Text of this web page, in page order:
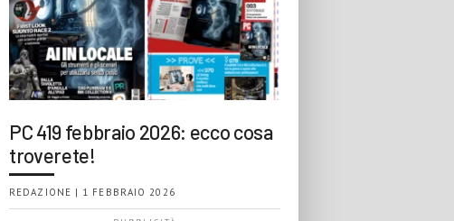
PC 419 febbraio 2026: ecco cosa
troverete!
REDAZIONE | 1 FEBBRAIO 2026